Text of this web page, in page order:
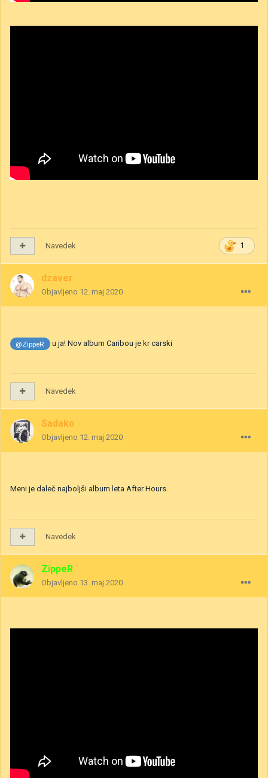
1
Navedek
dzaver
Objavljeno 12. maj 2020
@ZippeR u ja! Nov album Caribou je kr carski
Navedek
Sadako
Objavljeno 12. maj 2020
Meni je daleč najboljši album leta After Hours.
Navedek
ZippeR
Objavljeno 13. maj 2020